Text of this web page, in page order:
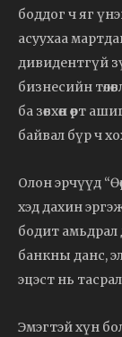
боддог ч яг
асуухаа
дивидентгүй
бизнесийн
ба зөвхөн өөрт
байвал бүр ч
Олон эрчүүд
хэд дахин
бодит амьдрал
банкны данс,
эцэст нь
Эмэгтэй хүн